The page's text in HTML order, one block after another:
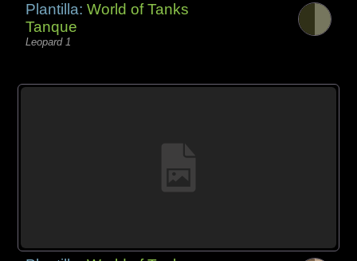
Plantilla:World of Tanks
Tanque
Leopard 1